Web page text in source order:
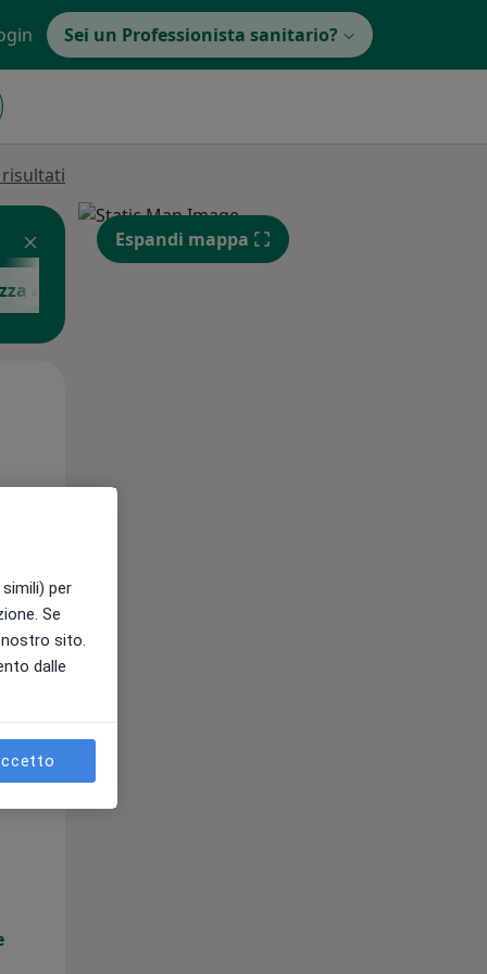
Sei un Professionista sanitario?
altre informazioni
Lun,
Espandi mappa
per
Se
sito.
dalle